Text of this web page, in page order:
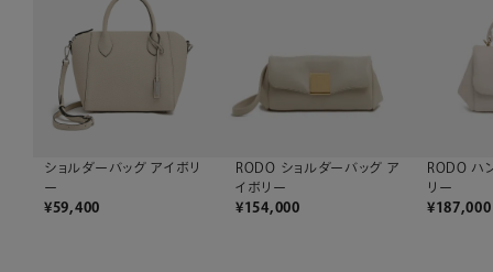
ショルダーバッグ アイボリ
ー
¥59,400
RODO ショルダーバッグ ア
イボリー
¥154,000
RODO ハ
リー
¥187,000